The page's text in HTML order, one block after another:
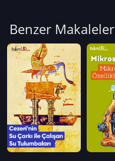
Benzer Makaleler